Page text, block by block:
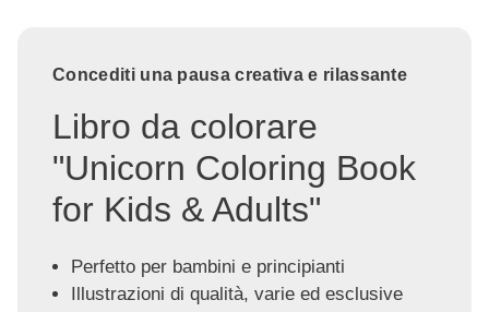
Concediti una pausa creativa e rilassante
Libro da colorare
"Unicorn Coloring Book
for Kids & Adults"
Perfetto per bambini e principianti
Illustrazioni di qualità, varie ed esclusive